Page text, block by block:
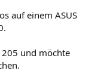
auf einem ASUS
und möchte